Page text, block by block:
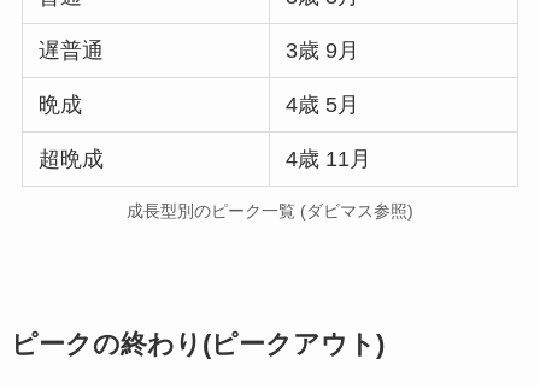
遅普通 3歳 9月
晩成 4歳 5月
超晩成 4歳 11月
成長型別のピーク一覧 (ダビマス参照)
ピークの終わり(ピークアウト)